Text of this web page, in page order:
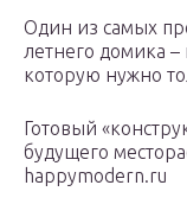
Один из самых
летнего домика
которую нужно
Готовый
будущего
happymodern.ru